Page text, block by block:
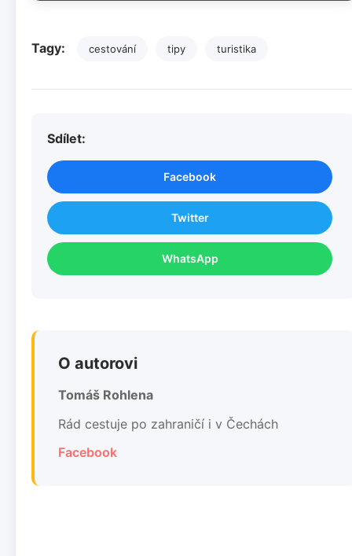
Tagy: cestování tipy turistika
Sdílet:
Facebook
Twitter
WhatsApp
O autorovi
Tomáš Rohlena
Rád cestuje po zahraničí i v Čechách
Facebook